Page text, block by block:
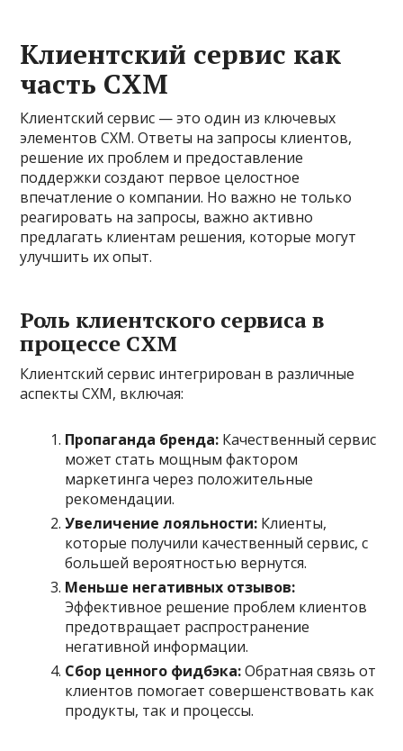
Клиентский сервис как
часть CXM
Клиентский сервис — это один из ключевых
элементов CXM. Ответы на запросы клиентов,
решение их проблем и предоставление
поддержки создают первое целостное
впечатление о компании. Но важно не только
реагировать на запросы, важно активно
предлагать клиентам решения, которые могут
улучшить их опыт.
Роль клиентского сервиса в
процессе CXM
Клиентский сервис интегрирован в различные
аспекты CXM, включая:
Пропаганда бренда: Качественный сервис
может стать мощным фактором
маркетинга через положительные
рекомендации.
Увеличение лояльности: Клиенты,
которые получили качественный сервис, с
большей вероятностью вернутся.
Меньше негативных отзывов:
Эффективное решение проблем клиентов
предотвращает распространение
негативной информации.
Сбор ценного фидбэка:Обратная связь от
клиентов помогает совершенствовать как
продукты, так и процессы.